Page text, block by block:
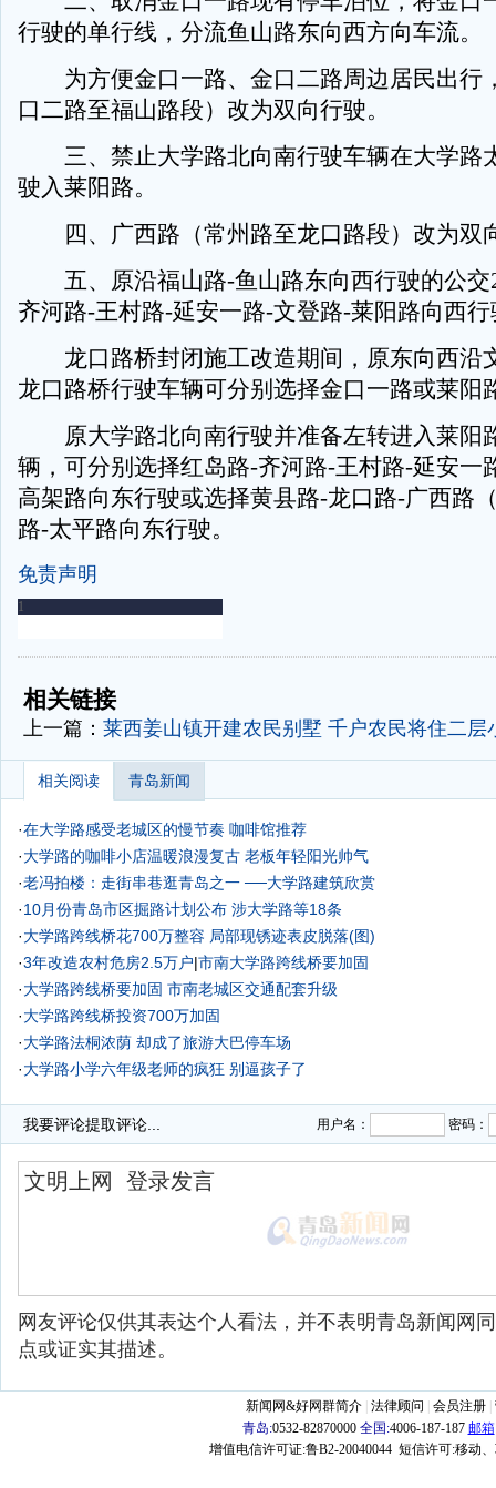
行驶的单行线，分流鱼山路东向西方向车流。
为方便金口一路、金口二路周边居民出行
口二路至福山路段）改为双向行驶。
三、禁止大学路北向南行驶车辆在大学路
驶入莱阳路。
四、广西路（常州路至龙口路段）改为双
五、原沿福山路-鱼山路东向西行驶的公交
齐河路-王村路-延安一路-文登路-莱阳路向西行
龙口路桥封闭施工改造期间，原东向西沿
龙口路桥行驶车辆可分别选择金口一路或莱阳
原大学路北向南行驶并准备左转进入莱阳
辆，可分别选择红岛路-齐河路-王村路-延安一
高架路向东行驶或选择黄县路-龙口路-广西路
路-太平路向东行驶。
免责声明
-
相关链接
上一篇： 莱西姜山镇开建农民别墅 千户农民将住二层
相关阅读 青岛新闻
·在大学路感受老城区的慢节奏 咖啡馆推荐
·大学路的咖啡小店温暖浪漫复古 老板年轻阳光帅气
·老冯拍楼：走街串巷逛青岛之一 ──大学路建筑欣赏
·10月份青岛市区掘路计划公布 涉大学路等18条
·大学路跨线桥花700万整容 局部现锈迹表皮脱落(图)
·3年改造农村危房2.5万户|市南大学路跨线桥要加固
·大学路跨线桥要加固 市南老城区交通配套升级
·大学路跨线桥投资700万加固
·大学路法桐浓荫 却成了旅游大巴停车场
·大学路小学六年级老师的疯狂 别逼孩子了
我要评论提取评论... 用户名： 密码：
网友评论仅供其表达个人看法，并不表明青岛新闻网
点或证实其描述。